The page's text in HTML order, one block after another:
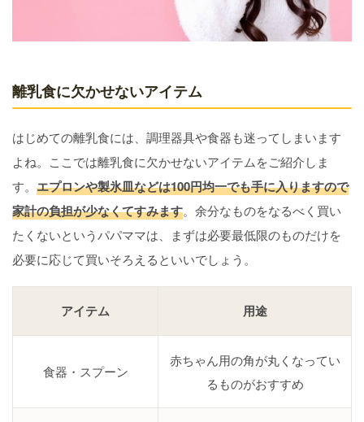
離乳食に欠かせないアイテム
はじめての離乳食には、調理器具や食器も迷ってしまいます
よね。ここでは離乳食に欠かせないアイテムをご紹介しま
す。 エプロンや製氷皿などは100円均一でも手に入りますので
家計の負担が少なくてすみます。余分なものをなるべく買い
たくないというパパママは、まずは必要最低限のものだけを
必要に応じて買いそろえるといいでしょう。
アイテム 用途
食器・スプーン
赤ちゃん用の角が丸くなってい
るものがおすすめ